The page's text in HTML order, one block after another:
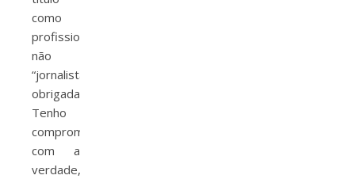
como
profissional,
não
“jornalista”,
obrigada!
Tenho
compromisso
com a
verdade,